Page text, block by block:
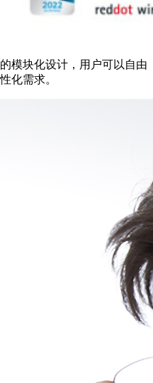
模块化设计，用户可以自由
化需求。